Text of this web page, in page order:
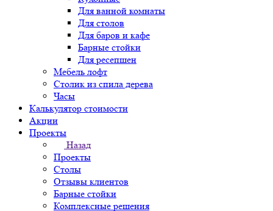
Для ванной комнаты
Для столов
Для баров и кафе
Барные стойки
Для ресепшен
Мебель лофт
Столик из спила дерева
Часы
Калькулятор стоимости
Акции
Проекты
Назад
Проекты
Столы
Отзывы клиентов
Барные стойки
Комплексные решения